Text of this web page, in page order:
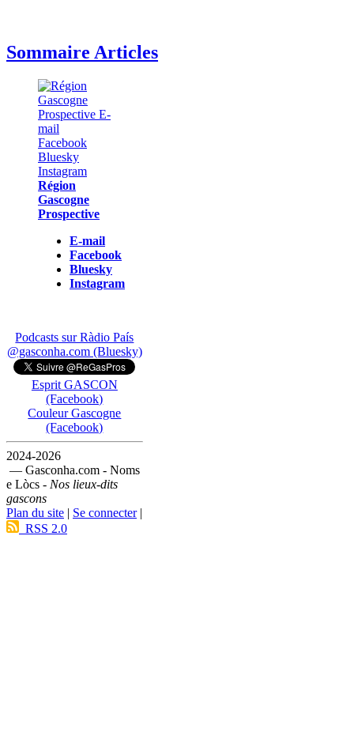
Sommaire Articles
Région
Gascogne
Prospective
E-mail
Facebook
Bluesky
Instagram
Podcasts sur Ràdio País
@gasconha.com (Bluesky)
Esprit GASCON
(Facebook)
Couleur Gascogne
(Facebook)
2024-2026
— Gasconha.com - Noms
e Lòcs - Nos lieux-dits
gascons
Plan du site | Se connecter|
RSS 2.0